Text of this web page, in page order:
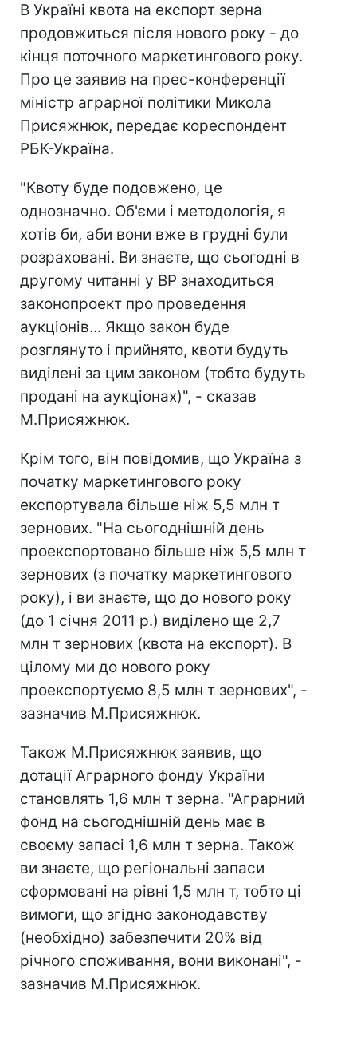
В Україні квота на експорт зерна
продовжиться після нового року - до
кінця поточного маркетингового року.
Про це заявив на прес-конференції
міністр аграрної політики Микола
Присяжнюк, передає кореспондент
РБК-Україна.
"Квоту буде подовжено, це
однозначно. Об'єми і методологія, я
хотів би, аби вони вже в грудні були
розраховані. Ви знаєте, що сьогодні в
другому читанні у ВР знаходиться
законопроект про проведення
аукціонів... Якщо закон буде
розглянуто і прийнято, квоти будуть
виділені за цим законом (тобто будуть
продані на аукціонах)", - сказав
М.Присяжнюк.
Крім того, він повідомив, що Україна з
початку маркетингового року
експортувала більше ніж 5,5 млн т
зернових. "На сьогоднішній день
проекспортовано більше ніж 5,5 млн т
зернових (з початку маркетингового
року), і ви знаєте, що до нового року
(до 1 січня 2011 р.) виділено ще 2,7
млн т зернових (квота на експорт). В
цілому ми до нового року
проекспортуємо 8,5 млн т зернових", -
зазначив М.Присяжнюк.
Також М.Присяжнюк заявив, що
дотації Аграрного фонду України
становлять 1,6 млн т зерна. "Аграрний
фонд на сьогоднішній день має в
своєму запасі 1,6 млн т зерна. Також
ви знаєте, що регіональні запаси
сформовані на рівні 1,5 млн т, тобто ці
вимоги, що згідно законодавству
(необхідно) забезпечити 20% від
річного споживання, вони виконані", -
зазначив М.Присяжнюк.